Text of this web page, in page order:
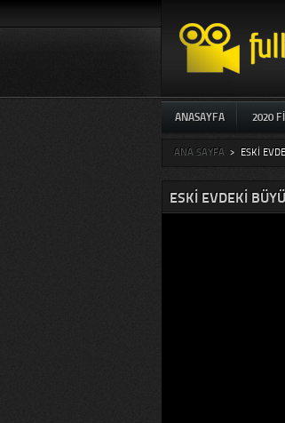
ANASAYFA 2020
ANA SAYFA > ESKI
ESKI EVDEKI